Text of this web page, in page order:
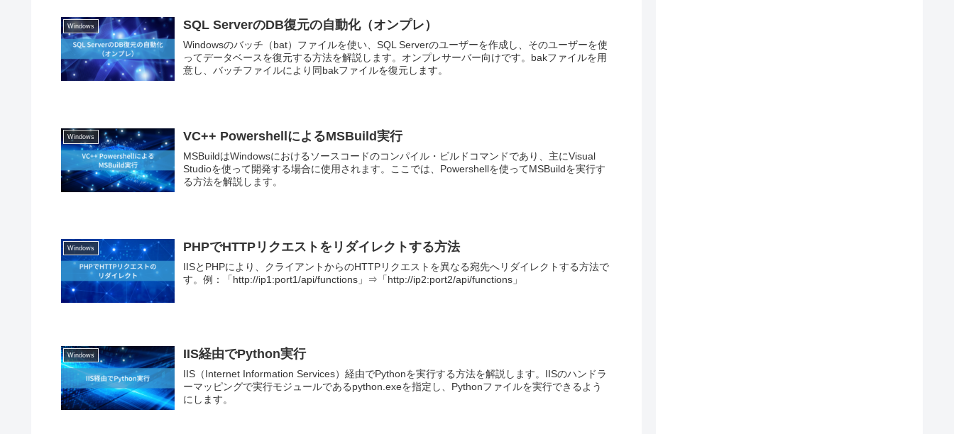
Windows SQL ServerのDB復元の自動化（オンプレ）
Windowsのバッチ（bat）ファイルを使い、SQL Serverのユーザーを作成し、そのユーザーを使
ってデータベースを復元する方法を解説します。オンプレサーバー向けです。bakファイルを用
意し、バッチファイルにより同bakファイルを復元します。
Windows VC++ PowershellによるMSBuild実行
MSBuildはWindowsにおけるソースコードのコンパイル・ビルドコマンドであり、主にVisual
Studioを使って開発する場合に使用されます。ここでは、Powershellを使ってMSBuildを実行す
る方法を解説します。
Windows PHPでHTTPリクエストをリダイレクトする方法
IISとPHPにより、クライアントからのHTTPリクエストを異なる宛先へリダイレクトする方法で
す。例：「http://ip1:port1/api/functions」⇒「http://ip2:port2/api/functions」
Windows IIS経由でPython実行
IIS（Internet Information Services）経由でPythonを実行する方法を解説します。IISのハンドラ
ーマッピングで実行モジュールであるpython.exeを指定し、Pythonファイルを実行できるよう
にします。